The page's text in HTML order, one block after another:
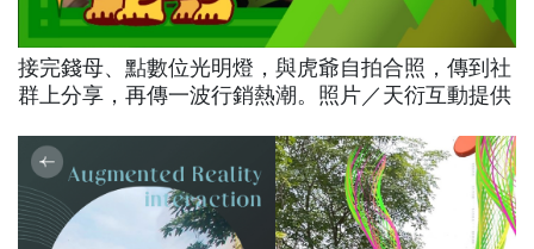
接完錢母、點數位光明燈，與虎爺自拍合照，傳到社
群上分享，再傳一波行銷熱潮。照片／天衍互動提供